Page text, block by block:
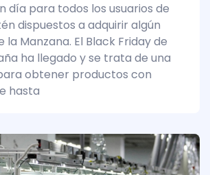
día para todos los usuarios de
dispuestos a adquirir algún
la Manzana. El Black Friday de
ha llegado y se trata de una
obtener productos con
hasta